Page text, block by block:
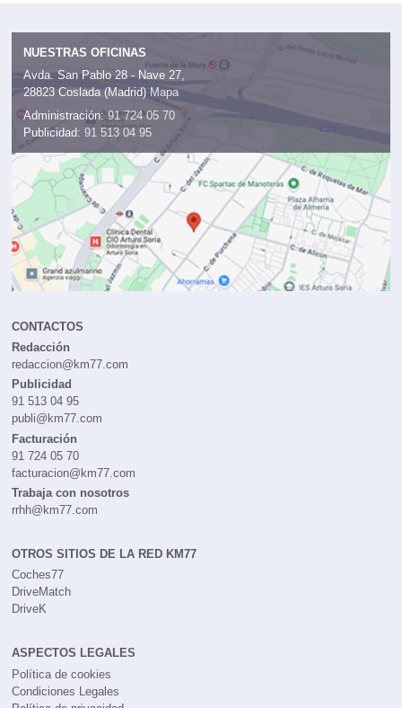
NUESTRAS OFICINAS
Avda. San Pablo 28 - Nave 27,
28823 Coslada (Madrid) Mapa
Administración: 91 724 05 70
Publicidad: 91 513 04 95
CONTACTOS
Redacción
redaccion@km77.com
Publicidad
91 513 04 95
publi@km77.com
Facturación
91 724 05 70
facturacion@km77.com
Trabaja con nosotros
rrhh@km77.com
OTROS SITIOS DE LA RED KM77
Coches77
DriveMatch
DriveK
ASPECTOS LEGALES
Política de cookies
Condiciones Legales